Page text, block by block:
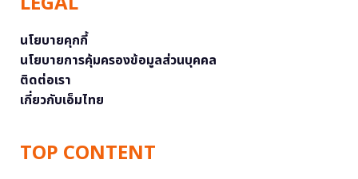
นโยบายคุกกี้
นโยบายการคุ้มครองข้อมูลส่วนบุคคล
ติดต่อเรา
เกี่ยวกับเอ็มไทย
TOP CONTENT